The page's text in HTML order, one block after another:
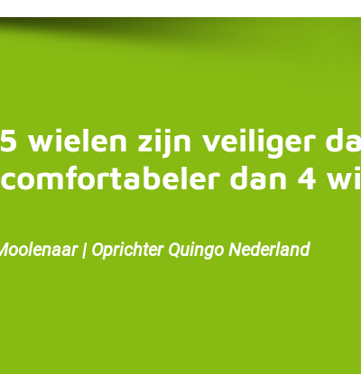
5 wielen zijn veiliger
dan 4
| Oprichter Quingo Nederland